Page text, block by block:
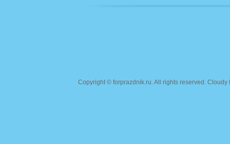
Copyright © forprazdnik.ru. All rights reserved.